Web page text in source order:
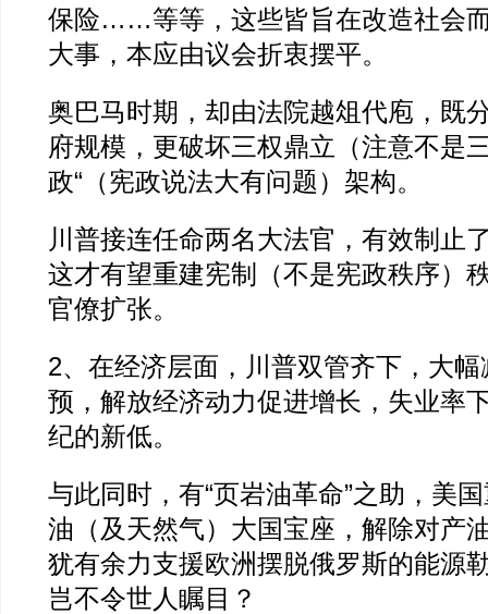
保险……等等，这些皆旨在改造社会
大事，本应由议会折衷摆平。
奥巴马时期，却由法院越俎代庖，既
府规模，更破坏三权鼎立（注意不是
政“（宪政说法大有问题）架构。
川普接连任命两名大法官，有效制止
这才有望重建宪制（不是宪政秩序）
官僚扩张。
2、在经济层面，川普双管齐下，大
预，解放经济动力促进增长，失业率
纪的新低。
与此同时，有“页岩油革命”之助，美
油（及天然气）大国宝座，解除对产
犹有余力支援欧洲摆脱俄罗斯的能源
岂不令世人瞩目？